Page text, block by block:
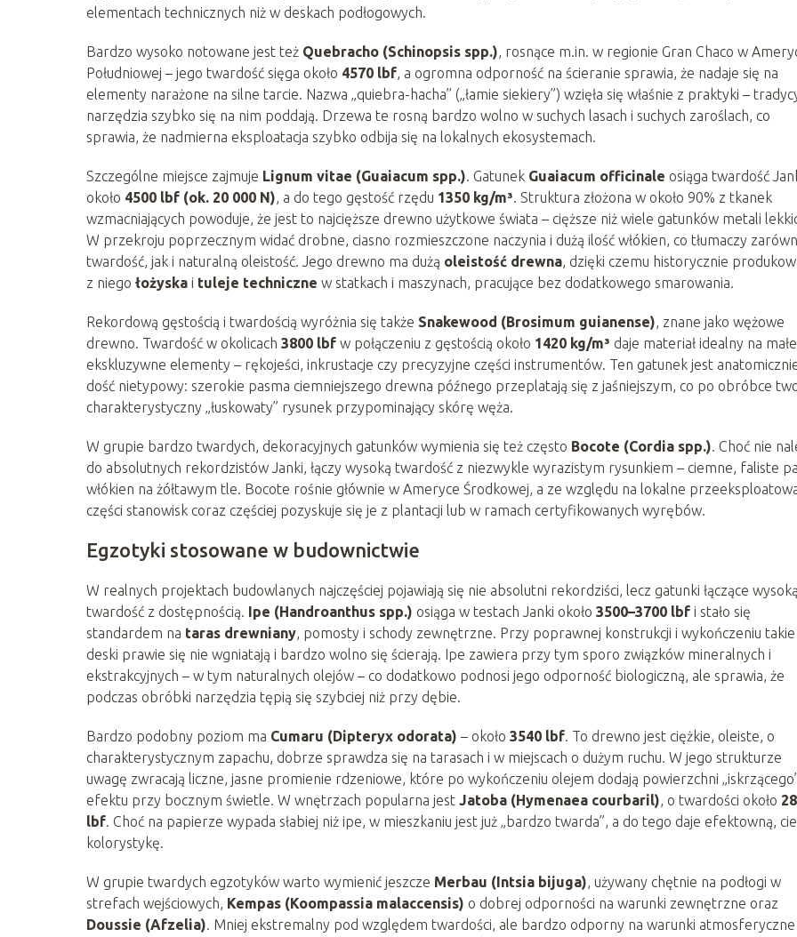
elementach technicznych niż w deskach podłogowych.
Bardzo wysoko notowane jest też Quebracho (Schinopsis spp.), rosnące m.in. w regionie Gran Chaco w
Południowej – jego twardość sięga około 4570 lbf, a ogromna odporność na ścieranie sprawia, że nadaje się na
elementy narażone na silne tarcie. Nazwa „quiebra-hacha” („łamie siekiery”) wzięła się właśnie z praktyki –
narzędzia szybko się na nim poddają. Drzewa te rosną bardzo wolno w suchych lasach i suchych zaroślach, co
sprawia, że nadmierna eksploatacja szybko odbija się na lokalnych ekosystemach.
Szczególne miejsce zajmuje Lignum vitae (Guaiacum spp.). Gatunek Guaiacum officinale osiąga twardość
około 4500 lbf (ok. 20 000 N), a do tego gęstość rzędu 1350 kg/m³. Struktura złożona w około 90% z tkanek
wzmacniających powoduje, że jest to najcięższe drewno użytkowe świata – cięższe niż wiele gatunków metali
W przekroju poprzecznym widać drobne, ciasno rozmieszczone naczynia i dużą ilość włókien, co tłumaczy
twardość, jak i naturalną oleistość. Jego drewno ma dużą oleistość drewna, dzięki czemu historycznie
z niego łożyska i tuleje techniczne w statkach i maszynach, pracujące bez dodatkowego smarowania.
Rekordową gęstością i twardością wyróżnia się także Snakewood (Brosimum guianense), znane jako wężowe
drewno. Twardość w okolicach 3800 lbf w połączeniu z gęstością około 1420 kg/m³ daje materiał idealny na
ekskluzywne elementy – rękojeści, inkrustacje czy precyzyjne części instrumentów. Ten gatunek jest
dość nietypowy: szerokie pasma ciemniejszego drewna późnego przeplatają się z jaśniejszym, co po obróbce
charakterystyczny „łuskowaty” rysunek przypominający skórę węża.
W grupie bardzo twardych, dekoracyjnych gatunków wymienia się też często Bocote (Cordia spp.). Choć nie
do absolutnych rekordzistów Janki, łączy wysoką twardość z niezwykle wyrazistym rysunkiem – ciemne, faliste
włókien na żółtawym tle. Bocote rośnie głównie w Ameryce Środkowej, a ze względu na lokalne
części stanowisk coraz częściej pozyskuje się je z plantacji lub w ramach certyfikowanych wyrębów.
Egzotyki stosowane w budownictwie
W realnych projektach budowlanych najczęściej pojawiają się nie absolutni rekordziści, lecz gatunki łączące wysoką
twardość z dostępnością. Ipe (Handroanthus spp.) osiąga w testach Janki około 3500–3700 lbf i stało się
standardem na taras drewniany, pomosty i schody zewnętrzne. Przy poprawnej konstrukcji i wykończeniu takie
deski prawie się nie wgniatają i bardzo wolno się ścierają. Ipe zawiera przy tym sporo związków mineralnych i
ekstrakcyjnych – w tym naturalnych olejów – co dodatkowo podnosi jego odporność biologiczną, ale sprawia, że
podczas obróbki narzędzia tępią się szybciej niż przy dębie.
Bardzo podobny poziom ma Cumaru (Dipteryx odorata) – około 3540 lbf. To drewno jest ciężkie, oleiste, o
charakterystycznym zapachu, dobrze sprawdza się na tarasach i w miejscach o dużym ruchu. W jego strukturze
uwagę zwracają liczne, jasne promienie rdzeniowe, które po wykończeniu olejem dodają powierzchni
efektu przy bocznym świetle. W wnętrzach popularna jest Jatoba (Hymenaea courbaril), o twardości około
lbf. Choć na papierze wypada słabiej niż ipe, w mieszkaniu jest już „bardzo twarda”, a do tego daje efektowną,
kolorystykę.
W grupie twardych egzotyków warto wymienić jeszcze Merbau (Intsia bijuga), używany chętnie na podłogi w
strefach wejściowych, Kempas (Koompassia malaccensis) o dobrej odporności na warunki zewnętrzne oraz
Doussie (Afzelia). Mniej ekstremalny pod względem twardości, ale bardzo odporny na warunki